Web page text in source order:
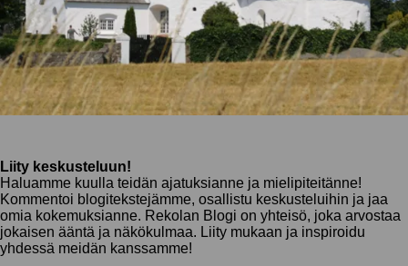
Liity keskusteluun!
Haluamme kuulla teidän ajatuksianne ja mielipiteitänne!
Kommentoi blogitekstejämme, osallistu keskusteluihin ja jaa
omia kokemuksianne. Rekolan Blogi on yhteisö, joka arvostaa
jokaisen ääntä ja näkökulmaa. Liity mukaan ja inspiroidu
yhdessä meidän kanssamme!